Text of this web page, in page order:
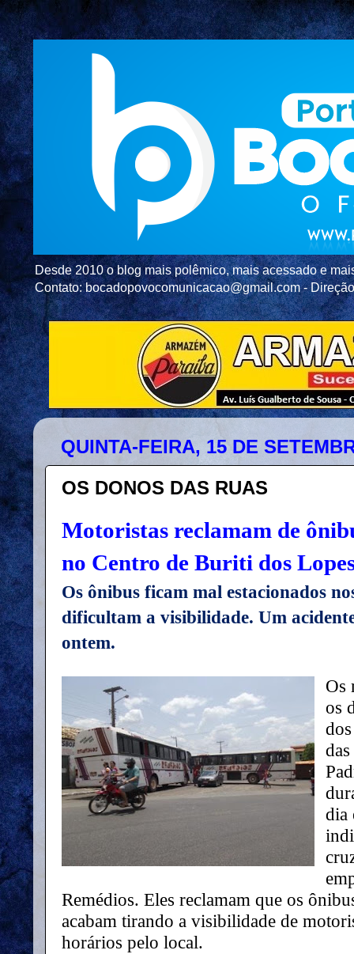
Desde 2010 o blog mais polêmico, mais acessado e
Contato: bocadopovocomunicacao@gmail.com -
QUINTA-FEIRA, 15 DE
OS DONOS DAS RUAS
Motoristas reclamam de
no Centro de Buriti dos
Os ônibus ficam mal estacionados
dificultam a visibilidade. Um
ontem.
Os
os
dia
Remédios. Eles reclamam que os
acabam tirando a visibilidade de
horários pelo local.